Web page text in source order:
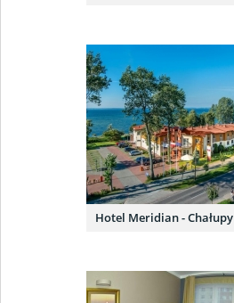
Hotel Meridian - Chałupy